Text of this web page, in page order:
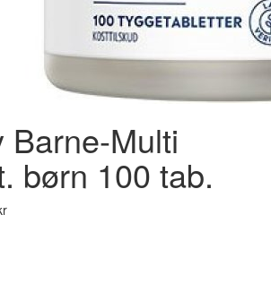
Barne-Multi
børn 100 tab.